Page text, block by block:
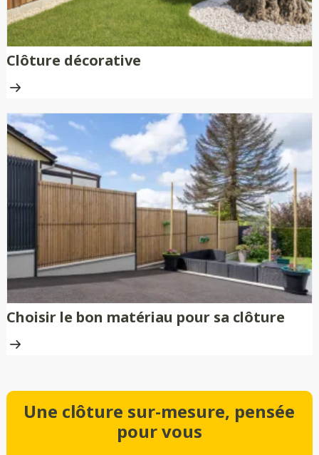
Clôture décorative
Choisir le bon matériau pour sa clôture
Une clôture sur-mesure, pensée
pour vous